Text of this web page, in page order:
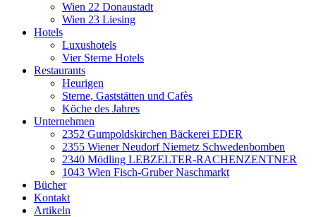
Wien 22 Donaustadt
Wien 23 Liesing
Hotels
Luxushotels
Vier Sterne Hotels
Restaurants
Heurigen
Sterne, Gaststätten und Cafès
Köche des Jahres
Unternehmen
2352 Gumpoldskirchen Bäckerei EDER
2355 Wiener Neudorf Niemetz Schwedenbomben
2340 Mödling LEBZELTER-RACHENZENTNER
1043 Wien Fisch-Gruber Naschmarkt
Bücher
Kontakt
Artikeln